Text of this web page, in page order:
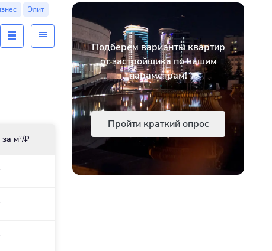
Элит
за м2/₽
Подберём варианты квартир
от застройщика по вашим
параметрам!
Пройти краткий опрос